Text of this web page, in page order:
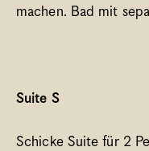
machen. Bad mit
Suite S
Schicke Suite für 2